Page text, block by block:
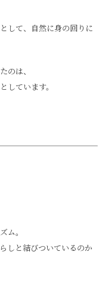
して、自然に身の回りに
のは、
しています。
ム。
しと結びついているのか